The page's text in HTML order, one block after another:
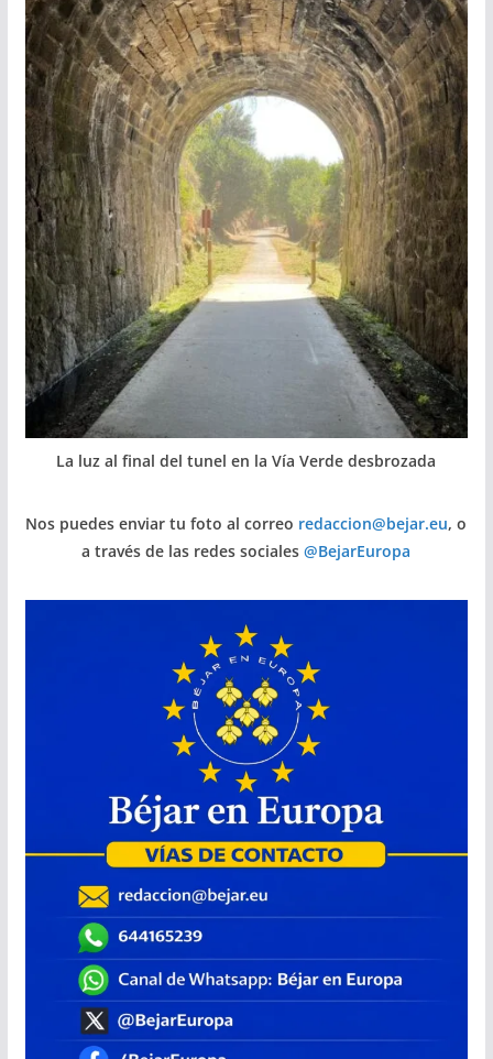
La luz al final del tunel en la Vía Verde desbrozada
Nos puedes enviar tu foto al correo redaccion@bejar.eu, o
a través de las redes sociales@BejarEuropa